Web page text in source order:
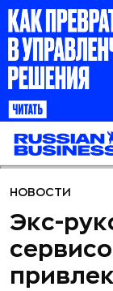
НОВОСТИ
Экс-